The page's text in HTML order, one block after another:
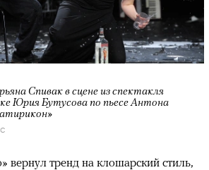
Спивак в сцене из спектакля
Юрия Бутусова по пьесе Антона
вернул тренд на клошарский стиль,